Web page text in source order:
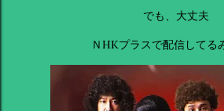
でも、大丈夫
ＮHKプラスで配信してる